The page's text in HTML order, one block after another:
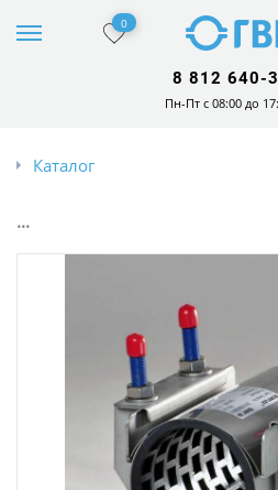
0
8 812 640-
Пн-Пт с 08:00 до
Каталог
...